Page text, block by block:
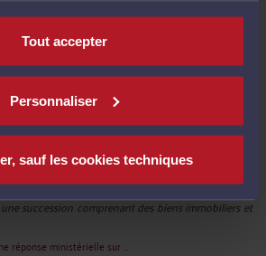
Tout accepter
Personnaliser
sauf les cookies techniques
acoustique/bruit :« N'est-il pas nécessaire de
... »
... »
principe de la réparation ...
Bonjour, et bien cher "Maître" c'est exactement ce ... »
succession comprenant des biens immobiliers et
réponse ministérielle sur ...